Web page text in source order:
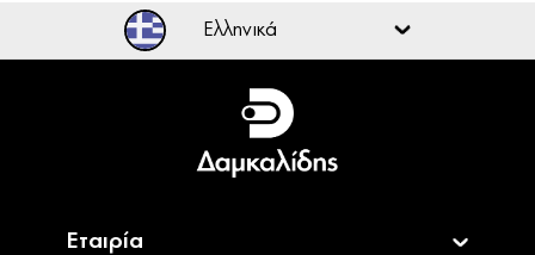
Ελληνικά
Ελληνικά
English
Εταιρία